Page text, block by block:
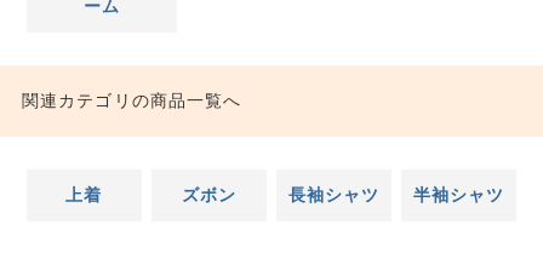
ーム
関連カテゴリの商品一覧へ
上着 ズボン 長袖シャツ 半袖シャツ